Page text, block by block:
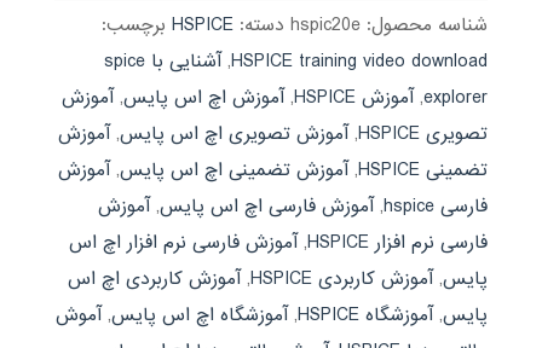
شناسه محصول: hspic20e دسته: HSPICE برچسب:
HSPICE training video download
,
آشنایی با spice
explorer
,آموزش HSPICE ,آموزش اچ اس پایس,آموزش
تصویری HSPICE
,آموزش تصویری اچ اس پایس,آموزش
تضمینی HSPICE
,آموزش تضمینی اچ اس پایس,آموزش
فارسی hspice
,آموزش فارسی اچ اس پایس,آموزش
فارسی نرم افزار HSPICE
,آموزش فارسی نرم افزار اچ اس
پایس,آموزش کاربردی HSPICE ,آموزش کاربردی اچ اس
پایس,آموزشگاه HSPICE ,آموزشگاه اچ اس پایس,آموش